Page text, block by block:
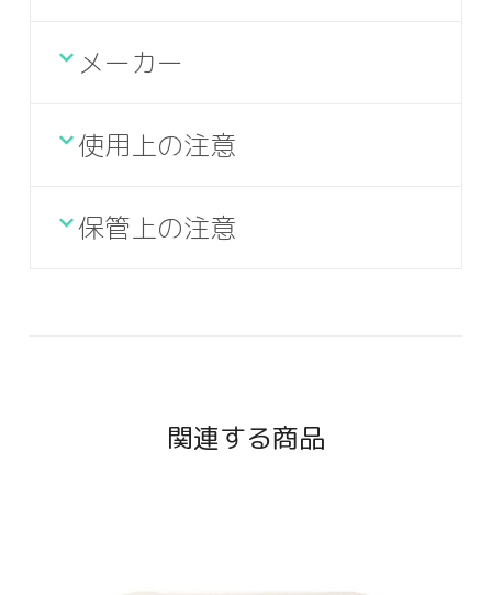
メーカー
使用上の注意
保管上の注意
関連する商品